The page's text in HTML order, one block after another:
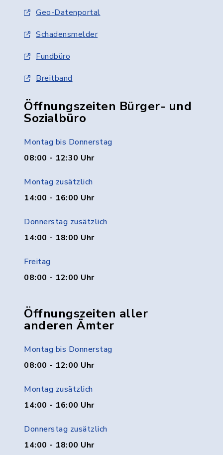
Geo-Datenportal
Schadensmelder
Fundbüro
Breitband
Öffnungszeiten Bürger- und
Sozialbüro
Montag bis Donnerstag
08:00 - 12:30 Uhr
Montag zusätzlich
14:00 - 16:00 Uhr
Donnerstag zusätzlich
14:00 - 18:00 Uhr
Freitag
08:00 - 12:00 Uhr
Öffnungszeiten aller
anderen Ämter
Montag bis Donnerstag
08:00 - 12:00 Uhr
Montag zusätzlich
14:00 - 16:00 Uhr
Donnerstag zusätzlich
14:00 - 18:00 Uhr